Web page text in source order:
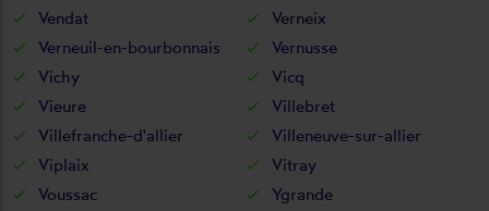
Vendat
Verneix
Verneuil-en-bourbonnais
Vernusse
Vichy
Vicq
Vieure
Villebret
Villefranche-d'allier
Villeneuve-sur-allier
Viplaix
Vitray
Voussac
Ygrande